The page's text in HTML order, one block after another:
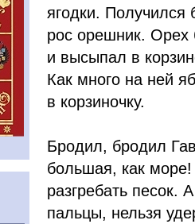
ягодки. Получился
рос орешник.
и высыпал в
Как много на ней
в корзиночку.
Бродил, бродил
большая, как
разгребать песок.
пальцы, нельзя